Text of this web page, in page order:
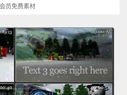
会声会影模板
板 MG动画模板 新年模板
启动仪式 晚会led模板
模板 字幕模板
会员免费素材